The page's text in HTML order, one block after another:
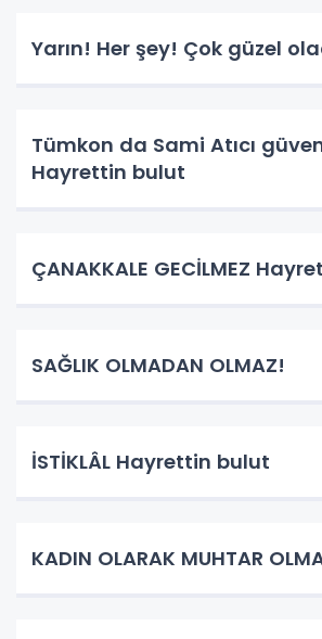
Yarın! Her şey! Çok
Tümkon da Sami Atıcı
Hayrettin bulut
ÇANAKKALE
SAĞLIK OLMADAN OLMAZ!
İSTİKLÂL Hayrettin bulut
KADIN OLARAK MUHTAR